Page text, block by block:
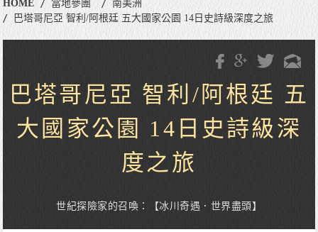
HOME 當地參團
南美洲
巴塔哥尼亞 智利/阿根廷 五大國家公園 14日史詩級深度之旅
巴塔哥尼亞 智利/阿根廷 五
大國家公園 14日史詩級深
度之旅
世紀探險家的召喚：【冰川奇遇．世界盡頭】